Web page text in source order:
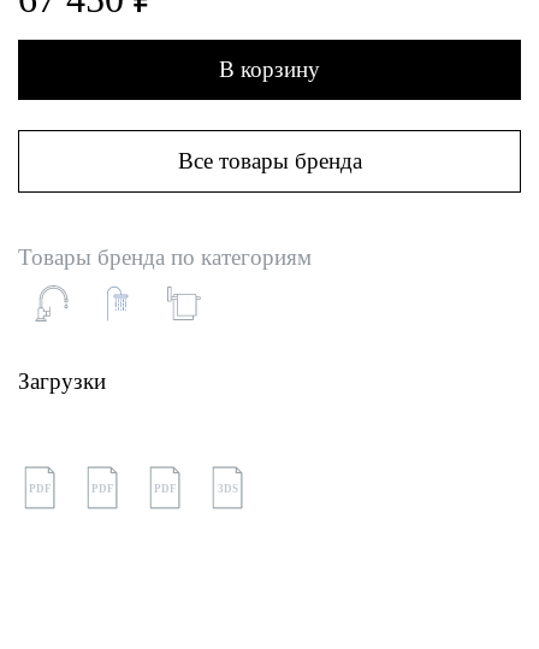
В корзину
Все товары бренда
Товары бренда по категориям
Загрузки
PDF PDF PDF 3DS